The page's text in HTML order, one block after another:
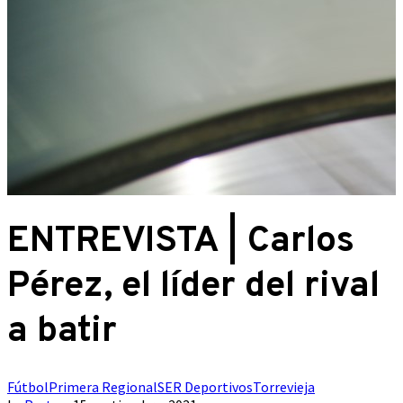
ENTREVISTA | Carlos
Pérez, el líder del rival
a batir
FútbolPrimera RegionalSER DeportivosTorrevieja